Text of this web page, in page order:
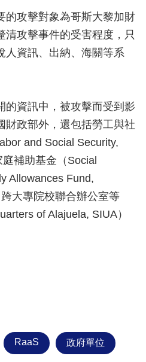
的攻擊對象為哥斯大黎加財
清攻擊事件的受害程度，只
人資訊、出納、海關等系
的資訊中，被攻擊而受到影
財政部外，還包括勞工與社
and Social Security,
補助基金（Social
Allowances Fund,
大專院校聯合辦公室等
of Alajuela, SIUA）
RaaS 政府單位